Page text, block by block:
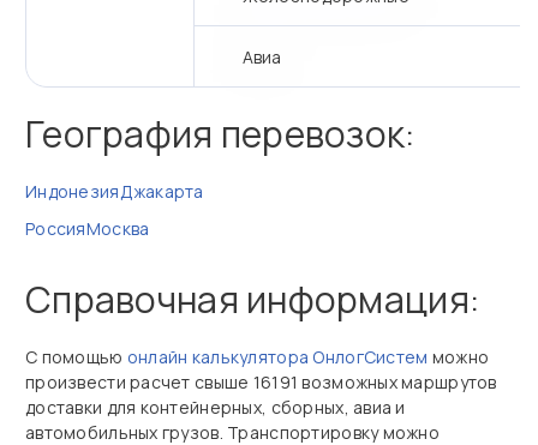
Авиа
География перевозок:
ИндонезияДжакарта
РоссияМосква
Справочная информация:
С помощью онлайн калькулятора ОнлогСистем можно
произвести расчет свыше 16191 возможных маршрутов
доставки для контейнерных, сборных, авиа и
автомобильных грузов. Транспортировку можно